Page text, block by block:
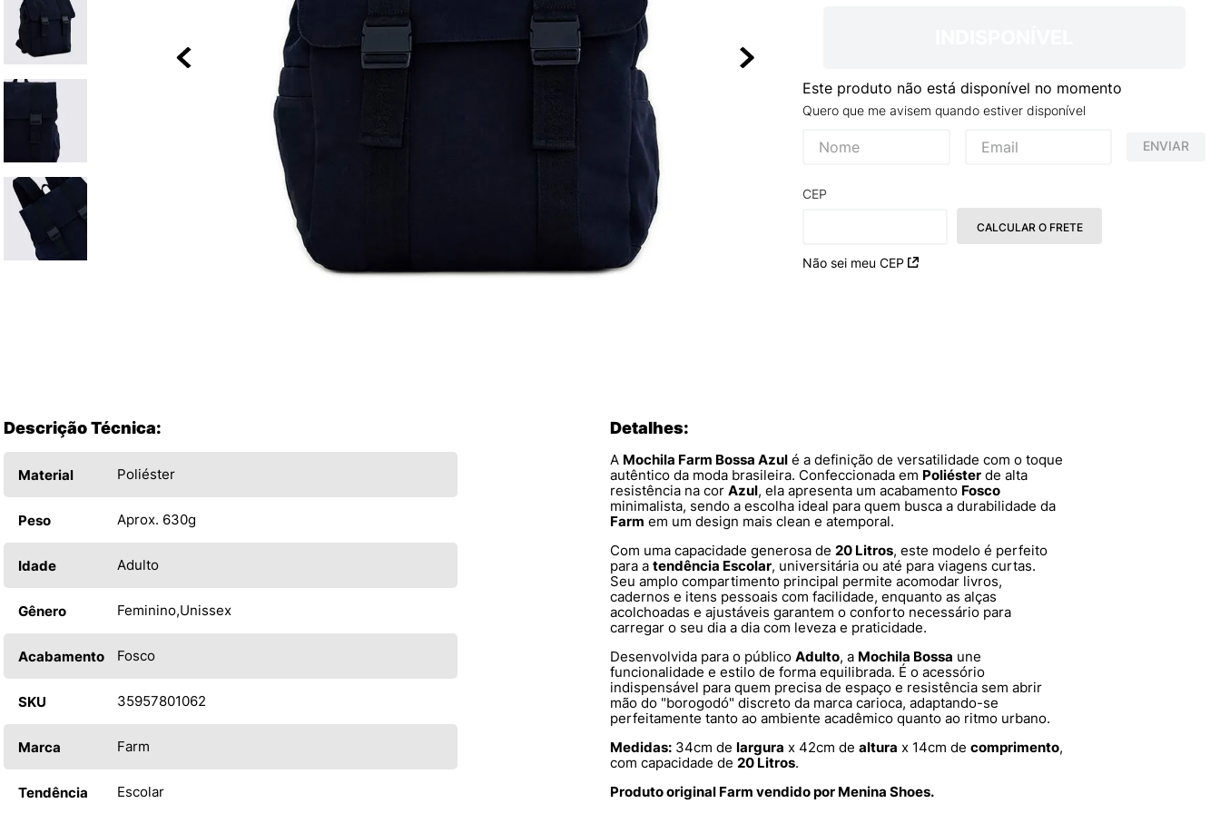
Este produto não está disponível no momento
Quero que me avisem quando estiver disponível
ENVIAR
CEP
Não sei meu CEP
CALCULAR O FRETE
Descrição Técnica:
Material Poliéster
Peso Aprox. 630g
Idade Adulto
Gênero Feminino Unissex
Acabamento Fosco
SKU 35957801062
Marca Farm
Tendência Escolar
Detalhes:
A Mochila Farm Bossa Azul é a definição de versatilidade com o toque
autêntico da moda brasileira. Confeccionada em Poliéster de alta
resistência na cor Azul, ela apresenta um acabamento Fosco
minimalista, sendo a escolha ideal para quem busca a durabilidade da
Farm em um design mais clean e atemporal.
Com uma capacidade generosa de 20 Litros, este modelo é perfeito
para a tendência Escolar, universitária ou até para viagens curtas.
Seu amplo compartimento principal permite acomodar livros,
cadernos e itens pessoais com facilidade, enquanto as alças
acolchoadas e ajustáveis garantem o conforto necessário para
carregar o seu dia a dia com leveza e praticidade.
Desenvolvida para o público Adulto, a Mochila Bossa une
funcionalidade e estilo de forma equilibrada. É o acessório
indispensável para quem precisa de espaço e resistência sem abrir
mão do "borogodó" discreto da marca carioca, adaptando-se
perfeitamente tanto ao ambiente acadêmico quanto ao ritmo urbano.
Medidas: 34cm de largura x 42cm de altura x 14cm de comprimento,
com capacidade de 20 Litros.
Produto original Farm vendido por Menina Shoes.